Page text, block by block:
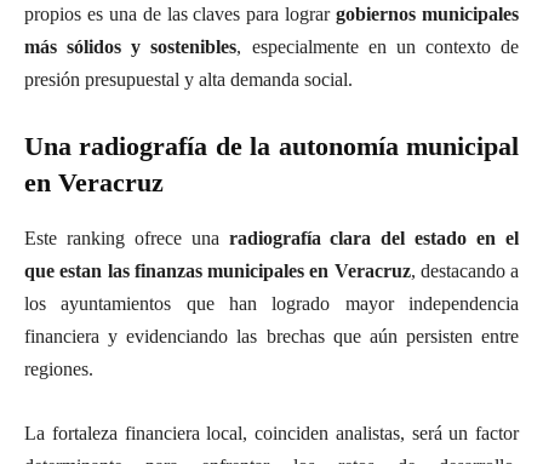
propios es una de las claves para logrargobiernos municipales
más sólidos y sostenibles, especialmente en un contexto de
presión presupuestal y alta demanda social.
Una radiografía de la autonomía municipal
en Veracruz
Este ranking ofrece una radiografía clara del estado en el
que estan las finanzas municipales en Veracruz, destacando a
los ayuntamientos que han logrado mayor independencia
financiera y evidenciando las brechas que aún persisten entre
regiones.
La fortaleza financiera local, coinciden analistas, será un factor